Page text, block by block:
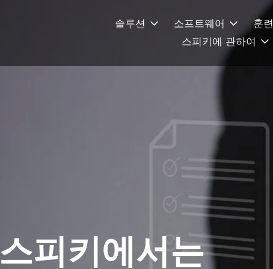
솔루션 소프트웨어 훈련
스피키에 관하여
스피키에서는